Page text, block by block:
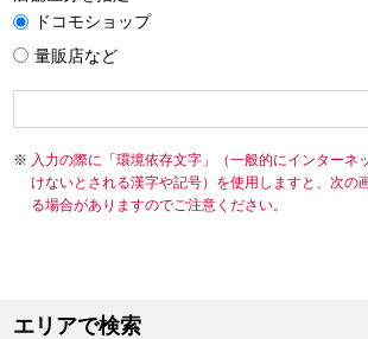
ドコモショップ
量販店など
入力の際に「環境依存文字」（一般的にインターネ
けないとされる漢字や記号）を使用しますと、次の
る場合がありますのでご注意ください。
エリアで検索